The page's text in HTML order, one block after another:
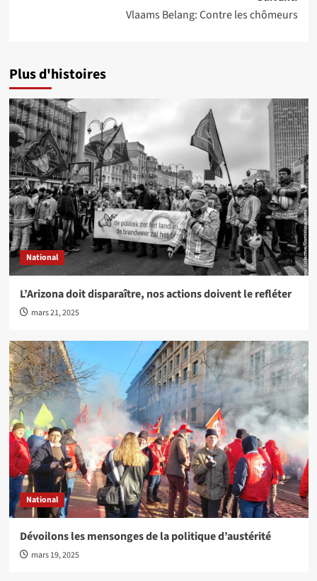
Vlaams Belang: Contre les chômeurs
Plus d'histoires
National
L’Arizona doit disparaître, nos actions doivent le refléter
mars 21, 2025
National
Dévoilons les mensonges de la politique d’austérité
mars 19, 2025